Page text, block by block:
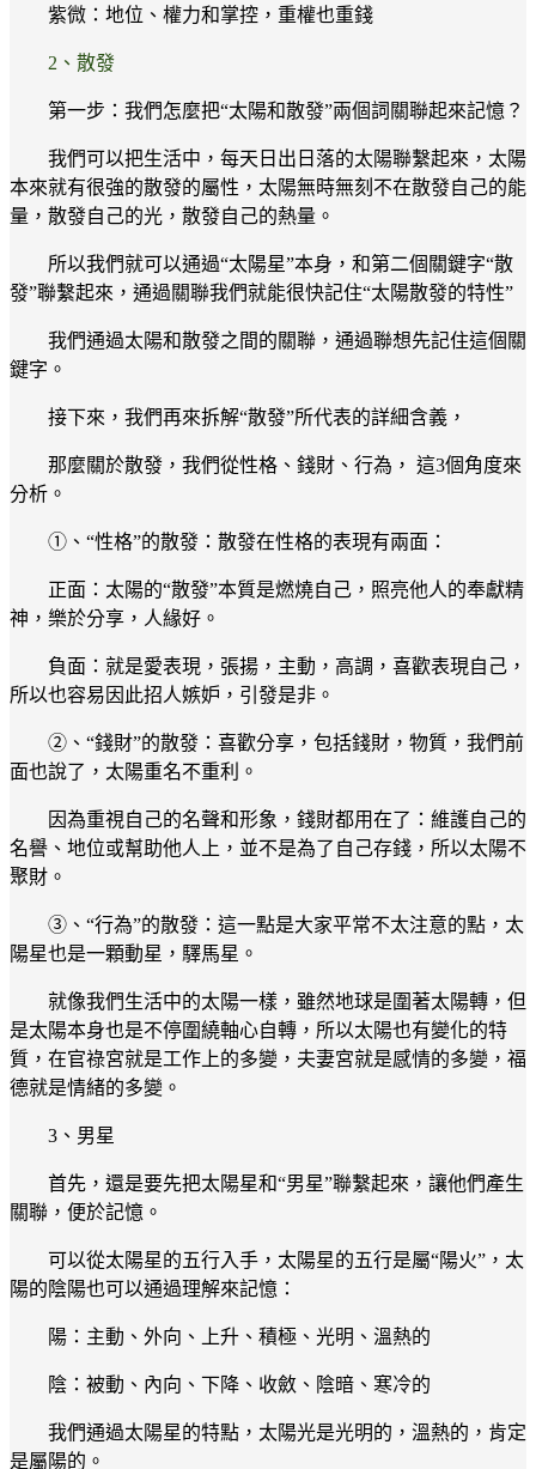
紫微：地位、權力和掌控，重權也重錢
2、散發
第一步：我們怎麼把“太陽和散發”兩個詞關聯起來記憶？
我們可以把生活中，每天日出日落的太陽聯繫起來，太陽
本來就有很強的散發的屬性，太陽無時無刻不在散發自己的能
量，散發自己的光，散發自己的熱量。
所以我們就可以通過“太陽星”本身，和第二個關鍵字“散
發”聯繫起來，通過關聯我們就能很快記住“太陽散發的特性”
我們通過太陽和散發之間的關聯，通過聯想先記住這個關
鍵字。
接下來，我們再來拆解“散發”所代表的詳細含義，
那麼關於散發，我們從性格、錢財、行為， 這3個角度來
分析。
①、“性格”的散發：散發在性格的表現有兩面：
正面：太陽的“散發”本質是燃燒自己，照亮他人的奉獻精
神，樂於分享，人緣好。
負面：就是愛表現，張揚，主動，高調，喜歡表現自己，
所以也容易因此招人嫉妒，引發是非。
②、“錢財”的散發：喜歡分享，包括錢財，物質，我們前
面也說了，太陽重名不重利。
因為重視自己的名聲和形象，錢財都用在了：維護自己的
名譽、地位或幫助他人上，並不是為了自己存錢，所以太陽不
聚財。
③、“行為”的散發：這一點是大家平常不太注意的點，太
陽星也是一顆動星，驛馬星。
就像我們生活中的太陽一樣，雖然地球是圍著太陽轉，但
是太陽本身也是不停圍繞軸心自轉，所以太陽也有變化的特
質，在官祿宮就是工作上的多變，夫妻宮就是感情的多變，福
德就是情緒的多變。
3、男星
首先，還是要先把太陽星和“男星”聯繫起來，讓他們產生
關聯，便於記憶。
可以從太陽星的五行入手，太陽星的五行是屬“陽火”，太
陽的陰陽也可以通過理解來記憶：
陽：主動、外向、上升、積極、光明、溫熱的
陰：被動、內向、下降、收斂、陰暗、寒冷的
我們通過太陽星的特點，太陽光是光明的，溫熱的，肯定
是屬陽的。